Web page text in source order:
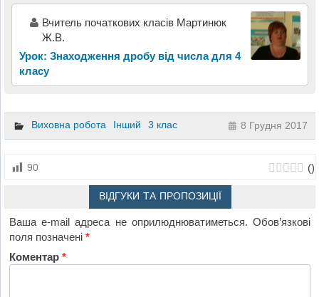
Вчитель початкових класів Мартинюк
Ж.В.
Урок: Знаходження дробу від числа для 4
класу
Виховна робота Інший 3 клас 8 Грудня 2017
90 ()
ВІДГУКИ ТА ПРОПОЗИЦІЇ
Ваша e-mail адреса не оприлюднюватиметься. Обов’язкові
поля позначені*
Коментар*